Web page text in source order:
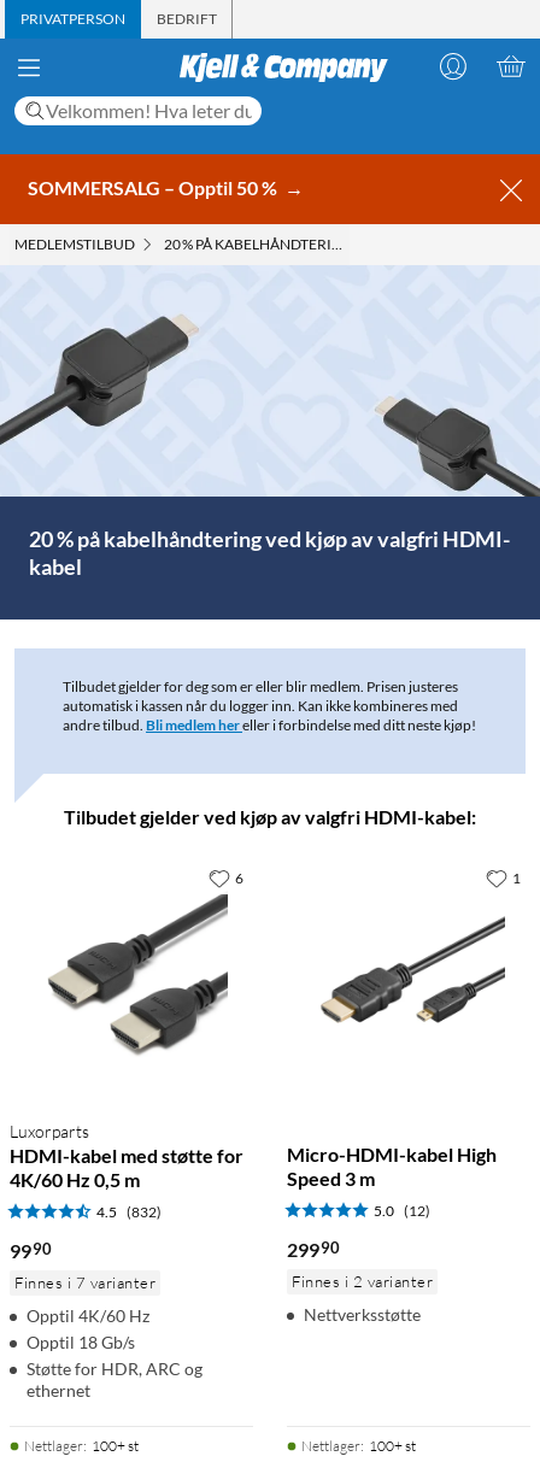
PRIVATPERSON BEDRIFT
SOMMERSALG – Opptil 50 % →
MEDLEMS­TILBUD 20 % PÅ KABELHÅNDTERING
20 % på kabelhåndtering ved kjøp av valgfri HDMI-
kabel
Tilbudet gjelder for deg som er eller blir medlem. Prisen justeres
automatisk i kassen når du logger inn. Kan ikke kombineres med
andre tilbud. Blimedlem hereller i forbindelse med ditt neste kjøp!
Tilbudet gjelder ved kjøp av valgfri HDMI-kabel:
Luxorparts
HDMI-kabel med støtte for
4K/60 Hz 0,5 m
4.5 (832)
9990
Finnes i 7 varianter
Opptil 4K/60 Hz
Opptil 18 Gb/s
Støtte for HDR, ARC og
ethernet
Nettlager: 100+ st
6
Micro-HDMI-kabel High
Speed 3 m
5.0 (12)
29990
Finnes i 2 varianter
Nettverksstøtte
Nettlager: 100+ st
1